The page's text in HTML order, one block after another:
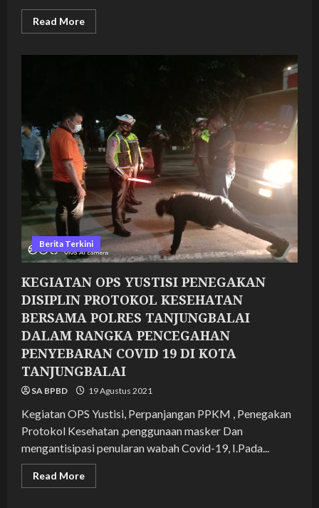
Read MoreRead
more
BERSAMA
POLRES
TANJUNGBALAI
DALAM
RANGKA
PENCEGAHAN
PENYEBARAN
COVID
19
DI
KOTA
TANJUNGBALAI
Berita Terkini
KEGIATAN OPS YUSTISI PENEGAKAN
DISIPLIN PROTOKOL KESEHATAN
BERSAMA POLRES TANJUNGBALAI
DALAM RANGKA PENCEGAHAN
PENYEBARAN COVID 19 DI KOTA
TANJUNGBALAI
SA BPBD 19 Agustus 2021
Kegiatan OPS Yustisi, Perpanjangan PPKM , Penegakan
Protokol Kesehatan ,penggunaan masker Dan
mengantisipasi penularan wabah Covid-19, I.Pada...
Read MoreRead
more